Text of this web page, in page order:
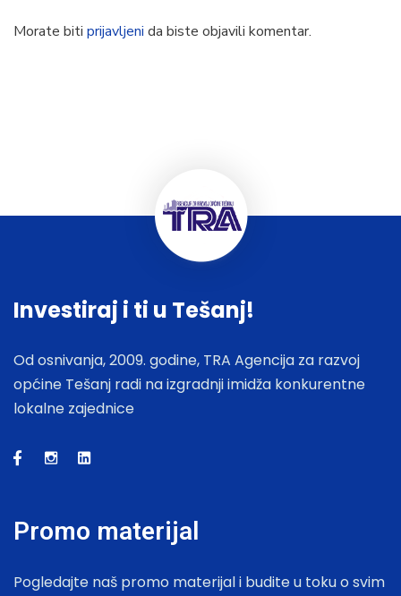
Morate biti prijavljeni da biste objavili komentar.
Investiraj i ti u Tešanj!
Od osnivanja, 2009. godine, TRA Agencija za razvoj
općine Tešanj radi na izgradnji imidža konkurentne
lokalne zajednice
Promo materijal
Pogledajte naš promo materijal i budite u toku o svim